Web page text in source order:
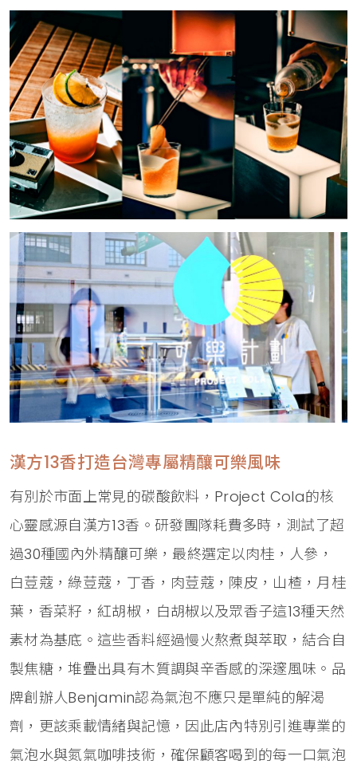
漢方13香打造台灣專屬精釀可樂風味
有別於市面上常見的碳酸飲料，Project Cola的核
心靈感源自漢方13香。研發團隊耗費多時，測試了超
過30種國內外精釀可樂，最終選定以肉桂，人參，
白荳蔻，綠荳蔻，丁香，肉荳蔻，陳皮，山楂，月桂
葉，香菜籽，紅胡椒，白胡椒以及眾香子這13種天然
素材為基底。這些香料經過慢火熬煮與萃取，結合自
製焦糖，堆疊出具有木質調與辛香感的深邃風味。品
牌創辦人Benjamin認為氣泡不應只是單純的解渴
劑，更該乘載情緒與記憶，因此店內特別引進專業的
氣泡水與氮氣咖啡技術，確保顧客喝到的每一口氣泡